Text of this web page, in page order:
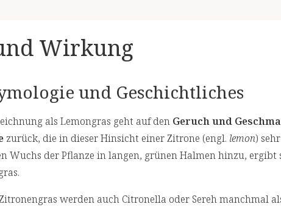
Wirkung
und Geschichtliches
als Lemongras geht auf den Geruch und
zurück, die in dieser Hinsicht einer Zitrone (engl. lemon)
Wuchs der Pflanze in langen, grünen Halmen hinzu, ergibt
werden auch Citronella oder Sereh manchmal